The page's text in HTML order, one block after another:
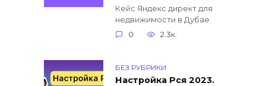
Кейс Яндекс директ для
недвижимости в Дубае.
0
2.3к.
БЕЗ РУБРИКИ
Настройка Рся 2023.